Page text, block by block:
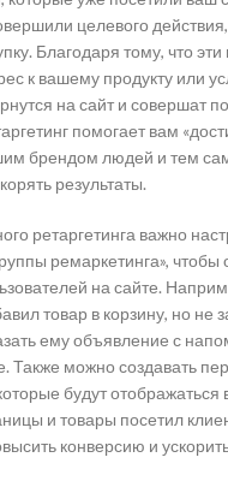
целевого
Благодаря тому, что эти
к вашему продукту или
на сайт и совершат
помогает вам
брендом людей и тем
результаты.
ретаргетинга важно
ремаркетинга», чтобы
на сайте.
товар в корзину, но не
ему объявление с
Также можно создавать
будут отображаться
и товары посетил
конверсию и